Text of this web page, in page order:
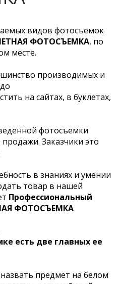
видов фотосъемок
ФОТОСЪЕМКА, по
месте.
производимых и
на сайтах, в буклетах,
фотосъемки
Заказчики это
в знаниях и умении
товар в нашей
Профессиональный
ФОТОСЪЕМКА
есть две главных ее
предмет на белом